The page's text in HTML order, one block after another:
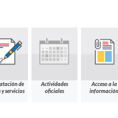
de
y servicios
Actividades
oficiales
Acceso a la
información